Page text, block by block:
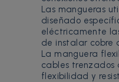
Las mangueras
diseñado
eléctricamente
de instalar cobre
La manguera
cables trenzados
flexibilidad y